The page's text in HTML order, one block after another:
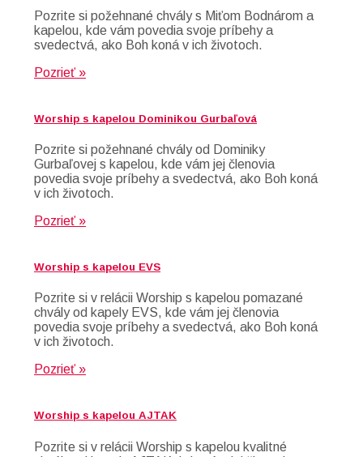
Pozrite si požehnané chvály s Miťom Bodnárom a
kapelou, kde vám povedia svoje príbehy a
svedectvá, ako Boh koná v ich životoch.
Pozrieť »
Worship s kapelou Dominikou Gurbaľová
Pozrite si požehnané chvály od Dominiky
Gurbaľovej s kapelou, kde vám jej členovia
povedia svoje príbehy a svedectvá, ako Boh koná
v ich životoch.
Pozrieť »
Worship s kapelou EVS
Pozrite si v relácii Worship s kapelou pomazané
chvály od kapely EVS, kde vám jej členovia
povedia svoje príbehy a svedectvá, ako Boh koná
v ich životoch.
Pozrieť »
Worship s kapelou AJTAK
Pozrite si v relácii Worship s kapelou kvalitné